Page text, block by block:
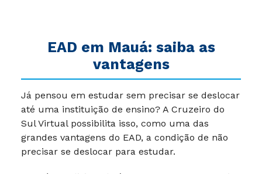
EAD em Mauá: saiba as
vantagens
Já pensou em estudar sem precisar se deslocar
até uma instituição de ensino? A Cruzeiro do
Sul Virtual possibilita isso, como uma das
grandes vantagens do EAD, a condição de não
precisar se deslocar para estudar.